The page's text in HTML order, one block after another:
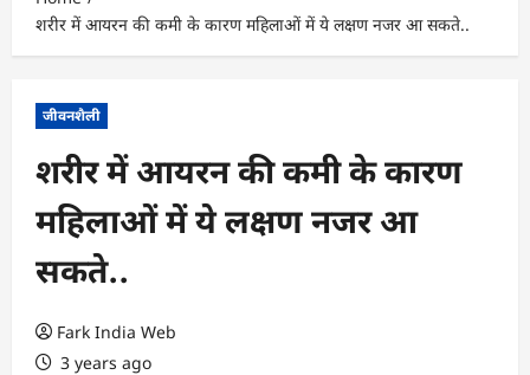
शरीर में आयरन की कमी के कारण महिलाओं में ये लक्षण नजर आ सकते..
जीवनशैली
शरीर में आयरन की कमी के कारण
महिलाओं में ये लक्षण नजर आ
सकते..
Fark India Web
3 years ago